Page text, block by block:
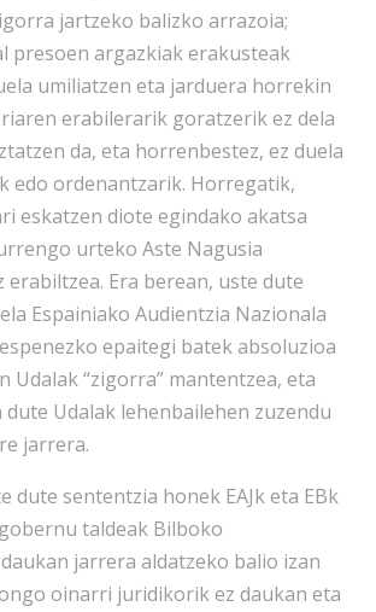
jartzeko balizko arrazoia;
presoen argazkiak erakusteak
umiliatzen eta jarduera horrekin
erabilerarik goratzerik ez dela
da, eta horrenbestez, ez duela
edo ordenantzarik. Horregatik,
eskatzen diote egindako akatsa
urteko Aste Nagusia
erabiltzea. Era berean, uste dute
Espainiako Audientzia Nazionala
epaitegi batek absoluzioa
Udalak “zigorra” mantentzea, eta
Udalak lehenbailehen zuzendu
jarrera.
dute sententzia honek EAJk eta EBk
taldeak Bilboko
jarrera aldatzeko balio izan
oinarri juridikorik ez daukan eta